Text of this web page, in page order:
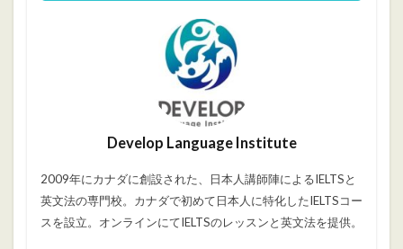
Develop Language Institute
2009年にカナダに創設された、日本人講師陣によるIELTSと
英文法の専門校。カナダで初めて日本人に特化したIELTSコー
スを設立。オンラインにてIELTSのレッスンと英文法を提供。